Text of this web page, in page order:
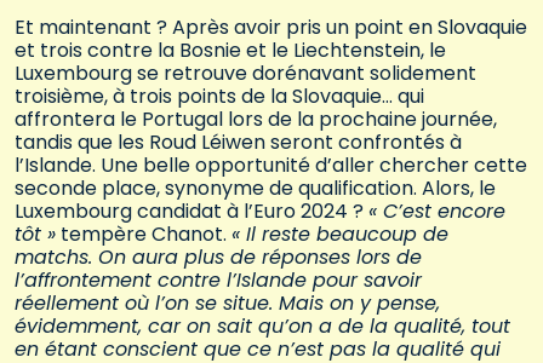
Et maintenant ? Après avoir pris un point en Slovaquie
et trois contre la Bosnie et le Liechtenstein, le
Luxembourg se retrouve dorénavant solidement
troisième, à trois points de la Slovaquie… qui
affrontera le Portugal lors de la prochaine journée,
tandis que les Roud Léiwen seront confrontés à
l’Islande. Une belle opportunité d’aller chercher cette
seconde place, synonyme de qualification. Alors, le
Luxembourg candidat à l’Euro 2024 ?« C’est encore
tôt » tempère Chanot. « Il reste beaucoup de
matchs. On aura plus de réponses lors de
l’affrontement contre l’Islande pour savoir
réellement où l’on se situe. Mais on y pense,
évidemment, car on sait qu’on a de la qualité, tout
en étant conscient que ce n’est pas la qualité qui